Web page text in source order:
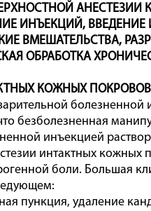
ИНЪЕКЦИЙ,
ВМЕШАТЕЛЬСТВА,
ОБРАБОТКА
КОЖНЫХ
болезненной
безболезненная
инъекцией
интактных
боли. Большая
пункция, удаление